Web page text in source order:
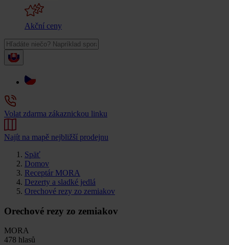
Akční ceny
Volat zdarma zákaznickou linku
Najít na mapě nejbližší prodejnu
Späť
Domov
Receptár MORA
Dezerty a sladké jedlá
Orechové rezy zo zemiakov
Orechové rezy zo zemiakov
MORA
478 hlasů